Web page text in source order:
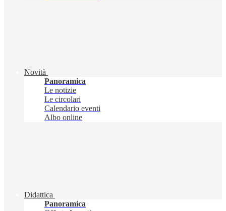
Novità
Panoramica
Le notizie
Le circolari
Calendario eventi
Albo online
Didattica
Panoramica